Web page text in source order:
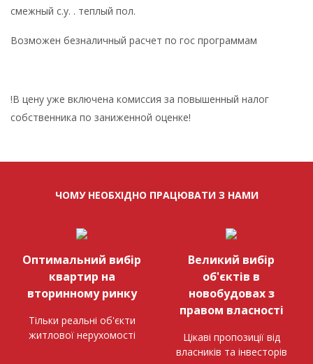
смежный с.у. . теплый пол.
Возможен безналичный расчет по гос программам
!В цену уже включена комиссия за повышенный налог
собственника по заниженной оценке!
ЧОМУ НЕОБХІДНО ПРАЦЮВАТИ З НАМИ
Оптимальний вибір
квартир на
вторинному ринку
Тільки реальні об'єкти
житлової нерухомості
Великий вибір
об'єктів в
новобудовах з
правом власності
Цікаві пропозиції від
власників та інвесторів